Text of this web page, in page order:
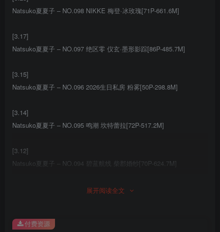
Natsuko夏夏子 – NO.098 NIKKE 梅登·冰玫瑰[71P-661.6M]
[3.17]
Natsuko夏夏子 – NO.097 绝区零 仪玄·墨形影踪[86P-485.7M]
[3.15]
Natsuko夏夏子 – NO.096 2026生日私房 粉雾[50P-298.8M]
[3.14]
Natsuko夏夏子 – NO.095 鸣潮 坎特蕾拉[72P-517.2M]
[3.12]
Natsuko夏夏子 – NO.094 碧蓝航线 柴郡婚纱[70P-624.7M]
[3.5]
展开阅读全文
付费资源